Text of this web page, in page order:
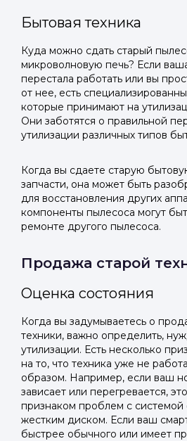
Бытовая техника
Куда можно сдать старый
микроволновую печь? Если
перестала работать или вы
от нее, есть
которые принимают на
Они заботятся о правильной
утилизации различных типов
Когда вы сдаете старую
запчасти, она может быть
для восстановления других
компоненты пылесоса могут
ремонте другого пылесоса.
Продажа старой
Оценка состояния
Когда вы задумываетесь о
техники, важно определить,
утилизации. Есть несколько
на то, что техника уже не
образом. Например, если ваш
зависает или перегревается,
признаком проблем с системой
жестким диском. Если ваш
быстрее обычного или имеет